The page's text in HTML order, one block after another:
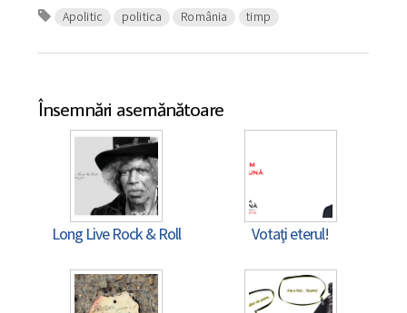
Apolitic politica România timp
Însemnări asemănătoare
Long Live Rock & Roll Votaţi eterul!